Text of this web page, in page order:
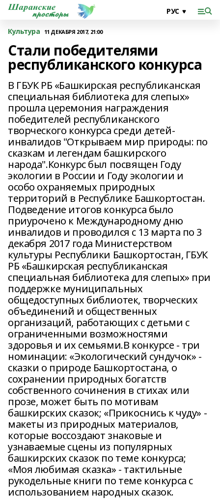
Культура 11 ДЕКАБРЯ 2017, 21:00
Стали победителями
республиканского конкурса
В ГБУК РБ «Башкирская республиканская
специальная библиотека для слепых»
прошла церемония награждения
победителей республиканского
творческого конкурса среди детей-
инвалидов "Открываем мир природы: по
сказкам и легендам башкирского
народа".Конкурс был посвящен Году
экологии в России и Году экологии и
особо охраняемых природных
территорий в Республике Башкортостан.
Подведение итогов конкурса было
приурочено к Международному дню
инвалидов и проводился с 13 марта по 3
декабря 2017 года Министерством
культуры Республики Башкортостан, ГБУК
РБ «Башкирская республиканская
специальная библиотека для слепых» при
поддержке муниципальных
общедоступных библиотек, творческих
объединений и общественных
организаций, работающих с детьми с
ограниченными возможностями
здоровья и их семьями.В конкурсе - три
номинации: «Экологический сундучок» -
сказки о природе Башкортостана, о
сохранении природных богатств
собственного сочинения в стихах или
прозе, может быть по мотивам
башкирских сказок; «Прикоснись к чуду» -
макеты из природных материалов,
которые воссоздают знаковые и
узнаваемые сцены из популярных
башкирских сказок по теме конкурса;
«Моя любимая сказка» - тактильные
рукодельные книги по теме конкурса с
использованием народных сказок.